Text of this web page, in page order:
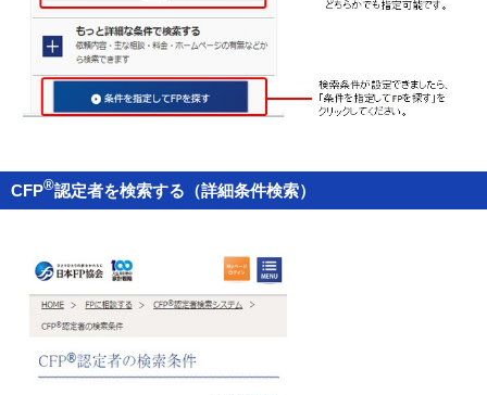
CFP®認定者を検索する（詳細条件検索）